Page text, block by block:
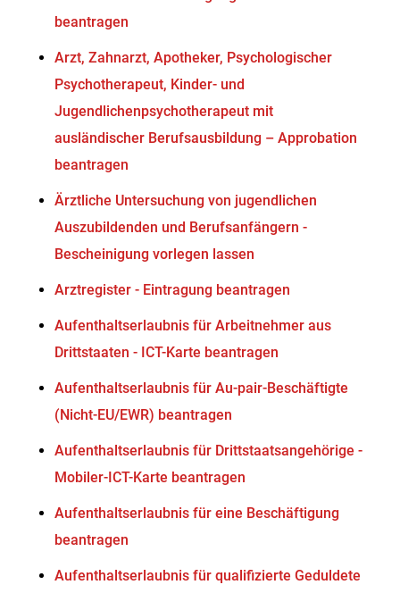
beantragen
Arzt, Zahnarzt, Apotheker, Psychologischer
Psychotherapeut, Kinder- und
Jugendlichenpsychotherapeut mit
ausländischer Berufsausbildung – Approbation
beantragen
Ärztliche Untersuchung von jugendlichen
Auszubildenden und Berufsanfängern -
Bescheinigung vorlegen lassen
Arztregister - Eintragung beantragen
Aufenthaltserlaubnis für Arbeitnehmer aus
Drittstaaten - ICT-Karte beantragen
Aufenthaltserlaubnis für Au-pair-Beschäftigte
(Nicht-EU/EWR) beantragen
Aufenthaltserlaubnis für Drittstaatsangehörige -
Mobiler-ICT-Karte beantragen
Aufenthaltserlaubnis für eine Beschäftigung
beantragen
Aufenthaltserlaubnis für qualifizierte Geduldete